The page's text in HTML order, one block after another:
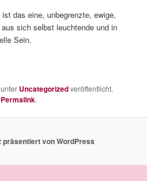
das eine, unbegrenzte, ewige,
sich selbst leuchtende und in
Sein.
unter Uncategorizedveröffentlicht.
Permalink.
präsentiert von WordPress